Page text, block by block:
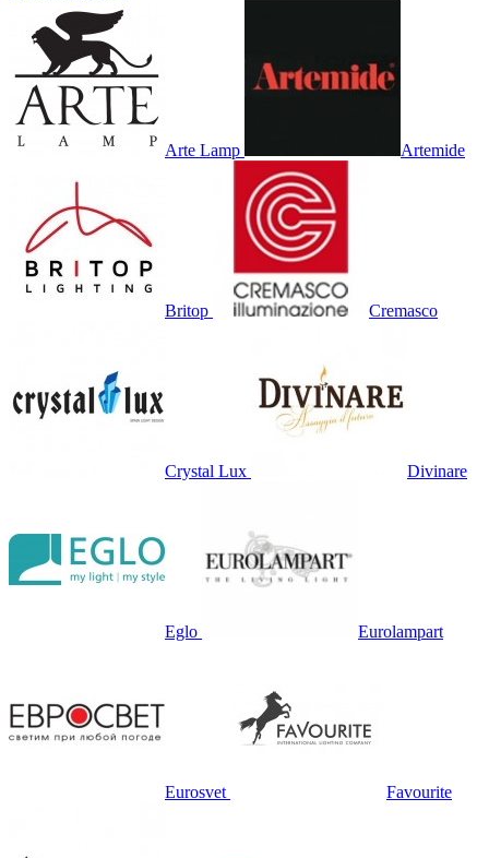
Arte Lamp Artemide
Britop Cremasco
Crystal Lux Divinare
Eglo Eurolampart
Eurosvet Favourite